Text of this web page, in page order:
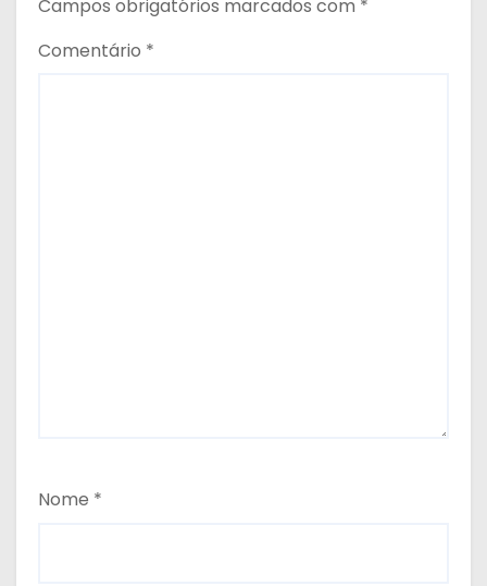
Campos obrigatórios marcados com *
Comentário *
Nome *